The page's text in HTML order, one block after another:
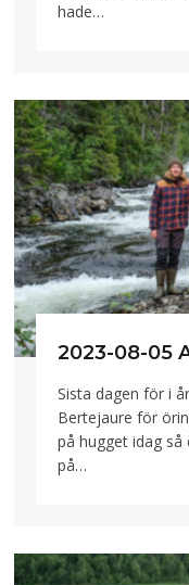
hade…
2023-08-05
Sista dagen för i
Bertejaure för
på hugget idag
på…